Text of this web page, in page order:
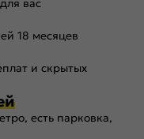
вас
18 месяцев
и скрытых
есть парковка,